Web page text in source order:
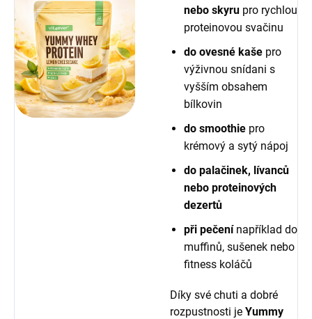
nebo skyru pro rychlou
proteinovou svačinu
do ovesné kaše pro
výživnou snídani s
vyšším obsahem
bílkovin
do smoothie pro
krémový a sytý nápoj
do palačinek, lívanců
nebo proteinových
dezertů
při pečenínapříklad do
muffinů, sušenek nebo
fitness koláčů
Díky své chuti a dobré
rozpustnosti je Yummy